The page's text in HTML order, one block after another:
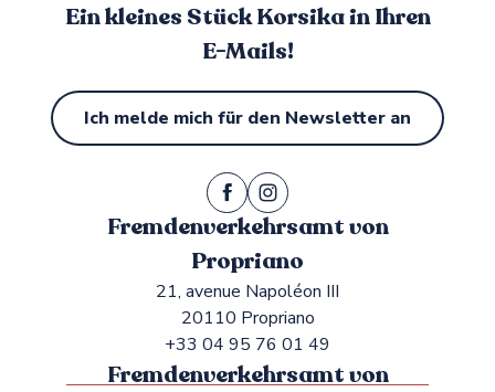
Ein kleines Stück Korsika in Ihren
E-Mails!
Ich melde mich für den Newsletter an
Fremdenverkehrsamt von
Propriano
21, avenue Napoléon III
20110 Propriano
+33 04 95 76 01 49
Fremdenverkehrsamt von